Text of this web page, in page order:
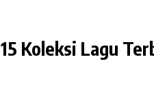
15 Koleksi Lagu